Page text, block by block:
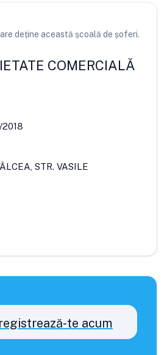
deține această școală de șoferi.
COMERCIALĂ
2018
STR. VASILE
te acum